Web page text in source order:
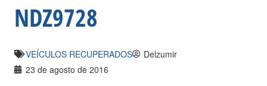
NDZ9728
VEÍCULOS RECUPERADOS
Delzumir
23 de agosto de 2016